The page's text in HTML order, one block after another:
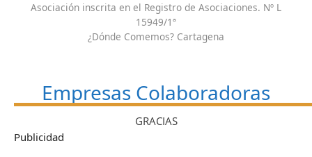
Asociación inscrita en el Registro de Asociaciones. Nº L
15949/1ª
¿Dónde Comemos? Cartagena
Empresas Colaboradoras
GRACIAS
Publicidad